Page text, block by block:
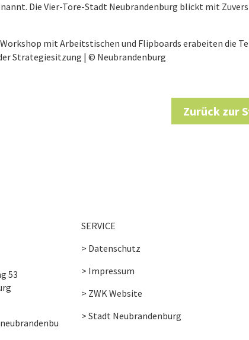
Die Vier-Tore-Stadt Neubrandenburg blickt mit
mit Arbeitstischen und Flipboards erabeiten die
Strategiesitzung | © Neubrandenburg
Zurück zur
53
SERVICE
> Datenschutz
> Impressum
> ZWK Website
> Stadt Neubrandenburg